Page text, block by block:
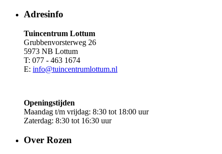
Adresinfo
Tuincentrum Lottum
Grubbenvorsterweg 26
5973 NB Lottum
T: 077 - 463 1674
E: info@tuincentrumlottum.nl
Openingstijden
Maandag t/m vrijdag: 8:30 tot 18:00 uur
Zaterdag: 8:30 tot 16:30 uur
Over Rozen